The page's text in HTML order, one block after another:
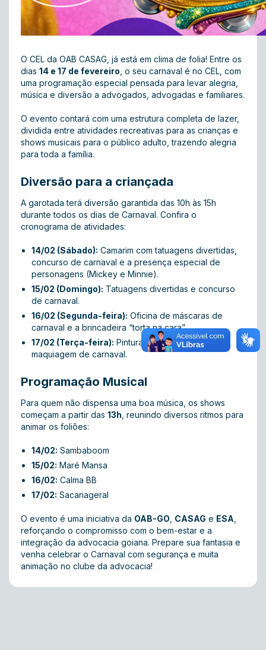
O CEL da OAB CASAG, já está em clima de folia! Entre os
dias 14 e 17 de fevereiro , o seu carnaval é no CEL, com
uma programação especial pensada para levar alegria,
música e diversão a advogados, advogadas e familiares.
O evento contará com uma estrutura completa de lazer,
dividida entre atividades recreativas para as crianças e
shows musicais para o público adulto, trazendo alegria
para toda a família.
Diversão para a criançada
A garotada terá diversão garantida das 10h às 15h
durante todos os dias de Carnaval. Confira o
cronograma de atividades:
14/02 (Sábado): Camarim com tatuagens divertidas,
concurso de carnaval e a presença especial de
personagens (Mickey e Minnie).
15/02 (Domingo): Tatuagens divertidas e concurso
de carnaval.
16/02 (Segunda-feira): Oficina de máscaras de
carnaval e a brincadeira “torta na cara”.
17/02 (Terça-feira): Pintura artística facial e
maquiagem de carnaval.
Programação Musical
Para quem não dispensa uma boa música, os shows
começam a partir das 13h , reunindo diversos ritmos para
animar os foliões:
14/02: Sambaboom
15/02: Maré Mansa
16/02: Calma BB
17/02: Sacanageral
O evento é uma iniciativa da OAB-GO CASAG e ESA
reforçando o compromisso com o bem-estar e a
integração da advocacia goiana. Prepare sua fantasia e
venha celebrar o Carnaval com segurança e muita
animação no clube da advocacia!